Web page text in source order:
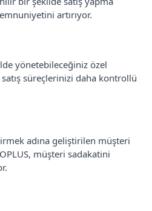
artırıyor.
yönetebileceğiniz özel
süreçlerinizi daha kontrollü
adına geliştirilen müşteri
müşteri sadakatini